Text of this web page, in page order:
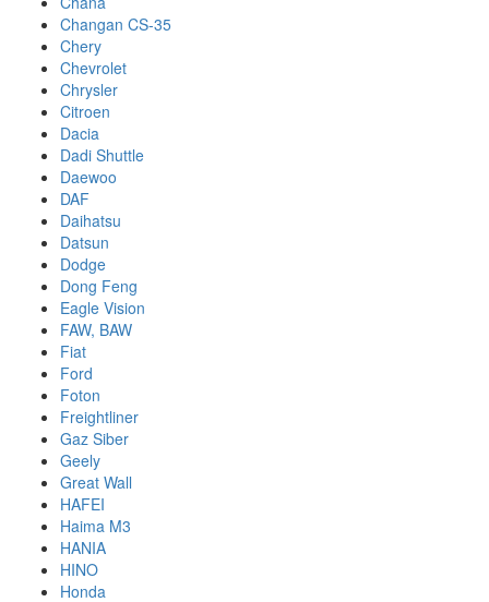
Changan CS-35
Chery
Chevrolet
Chrysler
Citroen
Dacia
Dadi Shuttle
Daewoo
DAF
Daihatsu
Datsun
Dodge
Dong Feng
Eagle Vision
FAW, BAW
Fiat
Ford
Foton
Freightliner
Gaz Siber
Geely
Great Wall
HAFEI
Haima M3
HANIA
HINO
Honda